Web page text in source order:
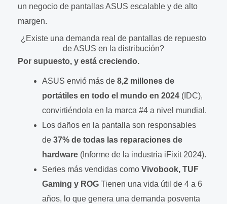
un negocio de pantallas ASUS escalable y de alto
margen.
¿Existe una demanda real de pantallas de repuesto
de ASUS en la distribución?
Por supuesto, y está creciendo.
ASUS envió más de 8,2 millones de
portátiles en todo el mundo en 2024 (IDC),
convirtiéndola en la marca #4 a nivel mundial.
Los daños en la pantalla son responsables
de 37% de todas las reparaciones de
hardware (Informe de la industria iFixit 2024).
Series más vendidas como Vivobook, TUF
Gaming y ROG Tienen una vida útil de 4 a 6
años, lo que genera una demanda posventa